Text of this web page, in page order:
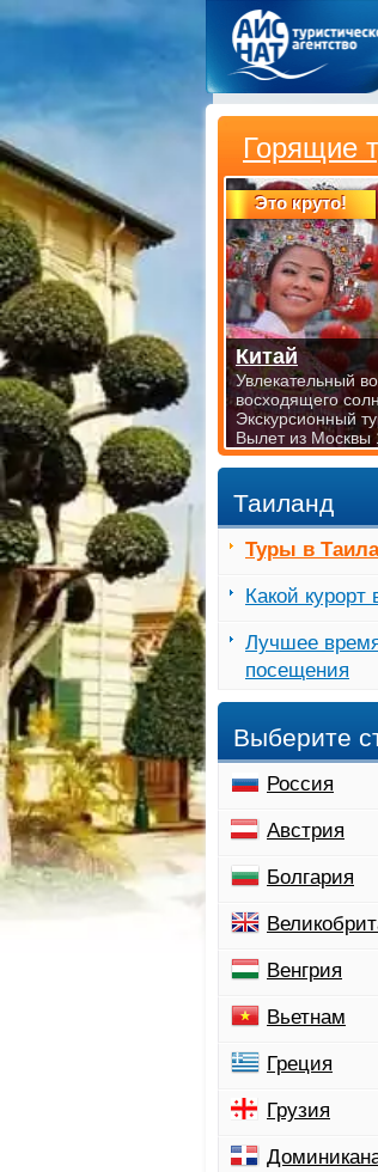
Таиланд
Туры в
Какой курорт
Лучшее
посещения
Выберите
Россия
Австрия
Болгария
Венгрия
Вьетнам
Греция
Грузия
Горящие
Это круто!
Китай
Увлекательный
восходящего
Экскурсионный
Вылет из Москвы